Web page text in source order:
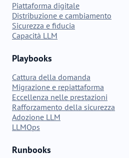
Piattaforma digitale
Distribuzione e cambiamento
Sicurezza e fiducia
Capacità LLM
Playbooks
Cattura della domanda
Migrazione e repiattaforma
Eccellenza nelle prestazioni
Rafforzamento della sicurezza
Adozione LLM
LLMOps
Runbooks